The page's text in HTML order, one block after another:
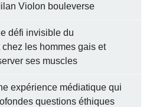
Violon bouleverse
défi invisible du
les hommes gais et
ses muscles
expérience médiatique qui
questions éthiques